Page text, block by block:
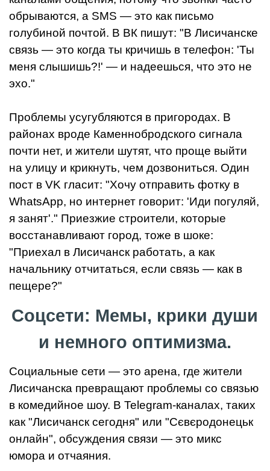
обрываются, а SMS — это как письмо
голубиной почтой. В ВК пишут: "В Лисичанске
связь — это когда ты кричишь в телефон: 'Ты
меня слышишь?!' — и надеешься, что это не
эхо."
Проблемы усугубляются в пригородах. В
районах вроде Каменнобродского сигнала
почти нет, и жители шутят, что проще выйти
на улицу и крикнуть, чем дозвониться. Один
пост в VK гласит: "Хочу отправить фотку в
WhatsApp, но интернет говорит: 'Иди погуляй,
я занят'." Приезжие строители, которые
восстанавливают город, тоже в шоке:
"Приехал в Лисичанск работать, а как
начальнику отчитаться, если связь — как в
пещере?"
Соцсети: Мемы, крики души
и немного оптимизма.
Социальные сети — это арена, где жители
Лисичанска превращают проблемы со связью
в комедийное шоу. В Telegram-каналах, таких
как "Лисичанск сегодня" или "Сєвєродонецьк
онлайн", обсуждения связи — это микс
юмора и отчаяния.